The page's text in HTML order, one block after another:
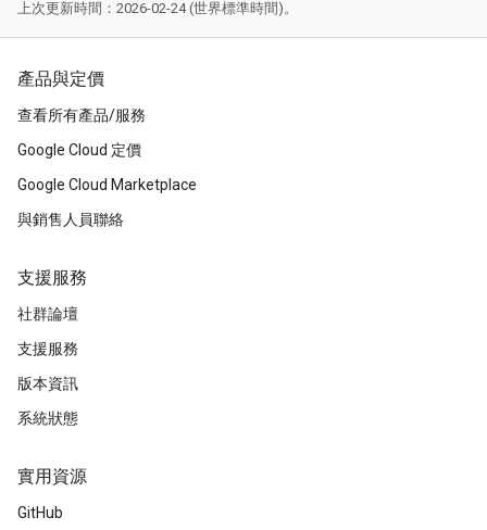
上次更新時間：2026-02-24 (世界標準時間)。
產品與定價
查看所有產品/服務
Google Cloud 定價
Google Cloud Marketplace
與銷售人員聯絡
支援服務
社群論壇
支援服務
版本資訊
系統狀態
實用資源
GitHub